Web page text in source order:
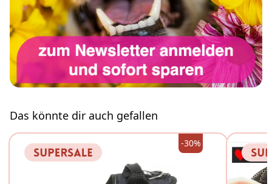
Das könnte dir auch gefallen
-30%